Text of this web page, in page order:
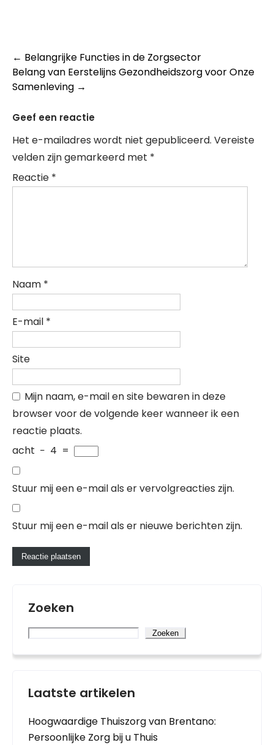
Post
navigation
← Belangrijke Functies in de Zorgsector
Belang van Eerstelijns Gezondheidszorg voor Onze
Samenleving →
Geef een reactie
Het e-mailadres wordt niet gepubliceerd. Vereiste
velden zijn gemarkeerd met *
Reactie *
Naam *
E-mail *
Site
Mijn naam, e-mail en site bewaren in deze
browser voor de volgende keer wanneer ik een
reactie plaats.
acht − 4 =
Stuur mij een e-mail als er vervolgreacties zijn.
Stuur mij een e-mail als er nieuwe berichten zijn.
Zoeken
Zoeken
Laatste artikelen
Hoogwaardige Thuiszorg van Brentano:
Persoonlijke Zorg bij u Thuis